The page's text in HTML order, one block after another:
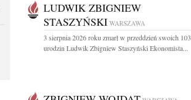
LUDWIK ZBIGNIEW
STASZYŃSKI WARSZAWA
3 sierpnia 2026 roku zmarł w przeddzień swoich 103
urodzin Ludwik Zbigniew Staszyński Ekonomista...